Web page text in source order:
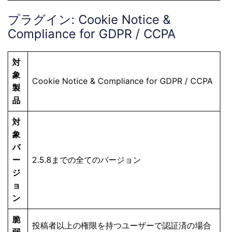
プラグイン: Cookie Notice &
Compliance for GDPR / CCPA
対
象
製
品
Cookie Notice & Compliance for GDPR / CCPA
対
象
バ
ー
ジ
ョ
ン
2.5.8までの全てのバージョン
脆
投稿者以上の権限を持つユーザーで認証済の場合